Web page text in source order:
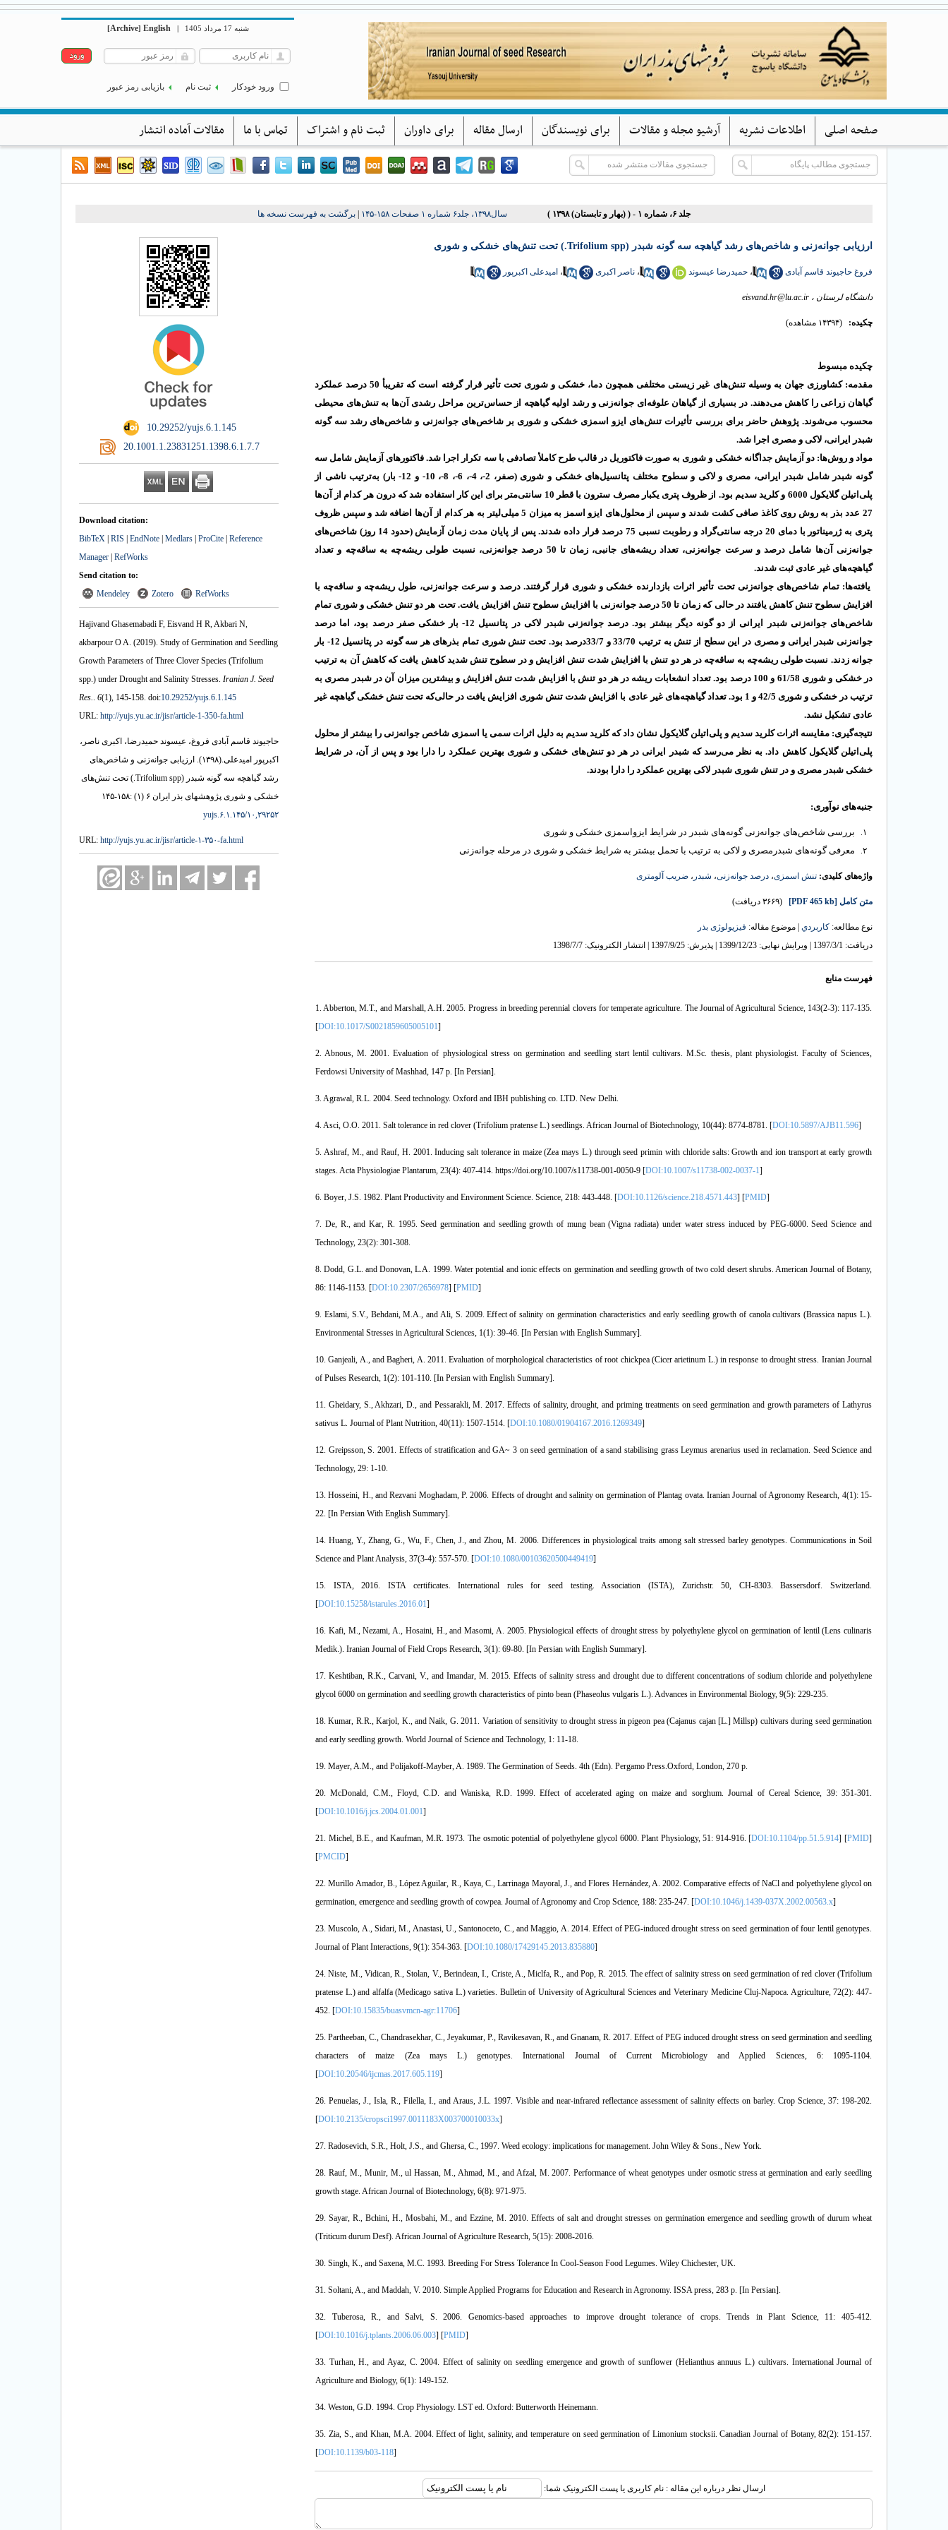
پژوهشهای بذر ایران
دانشگاه یاسوج
شنبه 17 مرداد 1405 |
English
[Archive]
ورود خودکار ثبت نام بازیابی رمز عبور
صفحه اصلی اطلاعات نشریه آرشیو مجله و مقالات برای نویسندگان ارسال مقاله برای داوران ثبت نام و اشتراک تماس با ما مقالات آماده انتشار
جلد ۶، شماره ۱ - ( (بهار و تابستان) ۱۳۹۸ ) سال۱۳۹۸، جلد۶ شماره ۱ صفحات ۱۵۸-۱۴۵ برگشت به فهرست نسخه ها
‎ 10.29252/yujs.6.1.145
‎ 20.1001.1.23831251.1398.6.1.7.7
Download citation:
BibTeX | RIS | EndNote | Medlars | ProCite | Reference
Manager | RefWorks
Send citation to:
Mendeley
Zotero RefWorks
Hajivand Ghasemabadi F, Eisvand H R, Akbari N,
akbarpour O A. (2019). Study of Germination and Seedling
Growth Parameters of Three Clover Species (Trifolium
spp.) under Drought and Salinity Stresses. Iranian J. Seed
Res.
6(1) , 145-158. doi:10.29252/yujs.6.1.145
URL: http://yujs.yu.ac.ir/jisr/article-1-350-fa.html
حاجیوند قاسم آبادی فروغ، عیسوند حمیدرضا، اکبری ناصر،
اکبرپور امیدعلی.(۱۳۹۸).
ارزیابی جوانه‌زنی و شاخص‌های
رشد گیاهچه سه گونه شبدر (Trifolium spp.) تحت تنش‌های
خشکی و شوری پژوهشهای بذر ایران ۶ (۱) :۱۵۸-۱۴۵
۱۰,۲۹۲۵۲/yujs.۶.۱.۱۴۵
URL: http://yujs.yu.ac.ir/jisr/article-۱-۳۵۰-fa.html
ارزیابی جوانه‌زنی و شاخص‌های رشد گیاهچه سه گونه شبدر (Trifolium spp.) تحت تنش‌های خشکی و شوری
فروغ حاجیوند قاسم آبادی ، حمیدرضا عیسوند ، ناصر اکبری ، امیدعلی اکبرپور
دانشگاه لرستان ، eisvand.hr@lu.ac.ir
چکیده: (۱۴۳۹۴ مشاهده)
چکیده مبسوط
مقدمه: کشاورزی جهان به وسیله تنش‌های غیر زیستی مختلفی همچون دما، خشکی و شوری تحت تأثیر قرار گرفته است که تقریبأ 50 درصد عملکرد
گیاهان زراعی را کاهش می‌دهند. در بسیاری از گیاهان علوفه‌ای جوانه‌زنی و رشد اولیه گیاهچه از حساس‌ترین مراحل رشدی آن‌ها به تنش‌های محیطی
محسوب می‌شوند. پژوهش حاضر برای بررسی تأثیرات تنش‌های ایزو اسمزی خشکی و شوری بر شاخص‌های جوانه‌زنی و شاخص‌های رشد سه گونه
شبدر ایرانی، لاکی و مصری اجرا شد.
مواد و روش‌ها: دو آزمایش جداگانه خشکی و شوری به صورت فاکتوریل در قالب طرح کاملأ تصادفی با سه تکرار اجرا شد. فاکتورهای آزمایش شامل سه
گونه شبدر شامل شبدر ایرانی، مصری و لاکی و سطوح مختلف پتانسیل‌های خشکی و شوری (صفر، 2-، 4-، 6-، 8-، 10- و 12- بار) به‌ترتیب ناشی از
پلی‌اتیلن گلایکول 6000 و کلرید سدیم بود. از ظروف پتری یکبار مصرف سترون با قطر 10 سانتی‌متر برای این کار استفاده شد که درون هر کدام از آن‌ها
27 عدد بذر به روش روی کاغذ صافی کشت شدند و سپس از محلول‌های ایزو اسمز به میزان 5 میلی‌لیتر به هر کدام از آن‌ها اضافه شد و سپس ظروف
پتری به ژرمیناتور با دمای 20 درجه سانتی‌گراد و رطوبت نسبی 75 درصد قرار داده شدند. پس از پایان مدت زمان آزمایش (حدود 14 روز) شاخص‌های
جوانه‌زنی آن‌ها شامل درصد و سرعت جوانه‌زنی، تعداد ریشه‌های جانبی، زمان تا 50 درصد جوانه‌زنی، نسبت طولی ریشه‌چه به ساقه‌چه و تعداد
گیاهچه‌های غیر عادی ثبت شدند.
یافته‌ها: تمام شاخص‌های جوانه‌زنی تحت تأثیر اثرات بازدارنده خشکی و شوری قرار گرفتند. درصد و سرعت جوانه‌زنی، طول ریشه‌چه و ساقه‌چه با
افزایش سطوح تنش کاهش یافتند در حالی که زمان تا 50 درصد جوانه‌زنی با افزایش سطوح تنش افزایش یافت. تحت هر دو تنش خشکی و شوری تمام
شاخص‌های جوانه‌زنی شبدر ایرانی از دو گونه دیگر بیشتر بود. درصد جوانه‌زنی شبدر لاکی در پتانسیل 12- بار خشکی صفر درصد بود، اما درصد
جوانه‌زنی شبدر ایرانی و مصری در این سطح از تنش به ترتیب 33/70 و 33/7درصد بود. تحت تنش شوری تمام بذرهای هر سه گونه در پتانسیل 12- بار
جوانه زدند. نسبت طولی ریشه‌چه به ساقه‌چه در هر دو تنش با افزایش شدت تنش افزایش و در سطوح تنش شدید کاهش یافت که کاهش آن به ترتیب
در خشکی و شوری 61/58 و 100 درصد بود. تعداد انشعابات ریشه در هر دو تنش با افزایش شدت تنش افزایش و بیشترین میزان آن در شبدر مصری به
ترتیب در خشکی و شوری 42/5 و 1 بود. تعداد گیاهچه‌های غیر عادی با افزایش شدت تنش شوری افزایش یافت در حالی‌که تحت تنش خشکی گیاهچه غیر
عادی تشکیل نشد.
نتیجه‌گیری: مقایسه اثرات کلرید سدیم و پلی‌اتیلن گلایکول نشان داد که کلرید سدیم به دلیل اثرات سمی یا اسمزی شاخص جوانه‌زنی را بیشتر از محلول
پلی‌اتیلن گلایکول کاهش داد. به نظر می‌رسد که شبدر ایرانی در هر دو تنش‌های خشکی و شوری بهترین عملکرد را دارا بود و پس از آن، در شرایط
خشکی شبدر مصری و در تنش شوری شبدر لاکی بهترین عملکرد را دارا بودند.
جنبه‌های نوآوری:
بررسی شاخص‌های جوانه‌زنی گونه‌های شبدر در شرایط ایزواسمزی خشکی و شوری
معرفی گونه‌های شبدرمصری و لاکی به ترتیب با تحمل بیشتر به شرایط خشکی و شوری در مرحله جوانه‌زنی
واژه‌های کلیدی: تنش اسمزی، درصد جوانه‌زنی، شبدر ، ضریب آلومتری
متن کامل [PDF 465 kb] (۳۶۶۹ دریافت)
نوع مطالعه: كاربردي | موضوع مقاله: فیزیولوژی بذر
دریافت: 1397/3/1 | ویرایش نهایی: 1399/12/23 | پذیرش: 1397/9/25 | انتشار الکترونیک: 1398/7/7
فهرست منابع
1. Abberton, M.T., and Marshall, A.H. 2005. Progress in breeding perennial clovers for temperate agriculture. The Journal of Agricultural Science, 143(2-3): 117-135.
[DOI:10.1017/S0021859605005101]
2. Abnous, M. 2001. Evaluation of physiological stress on germination and seedling start lentil cultivars. M.Sc. thesis, plant physiologist. Faculty of Sciences,
Ferdowsi University of Mashhad, 147 p. [In Persian].
3. Agrawal, R.L. 2004. Seed technology. Oxford and IBH publishing co. LTD. New Delhi.
4. Asci, O.O. 2011. Salt tolerance in red clover (Trifolium pratense L.) seedlings. African Journal of Biotechnology, 10(44): 8774-8781. [DOI:10.5897/AJB11.596]
5. Ashraf, M., and Rauf, H. 2001. Inducing salt tolerance in maize (Zea mays L.) through seed primin with chloride salts: Growth and ion transport at early growth
stages. Acta Physiologiae Plantarum, 23(4): 407-414. https://doi.org/10.1007/s11738-001-0050-9 [DOI:10.1007/s11738-002-0037-1]
6. Boyer, J.S. 1982. Plant Productivity and Environment Science. Science, 218: 443-448. [DOI:10.1126/science.218.4571.443] [PMID]
7. De, R., and Kar, R. 1995. Seed germination and seedling growth of mung bean (Vigna radiata) under water stress induced by PEG-6000. Seed Science and
Technology, 23(2): 301-308.
8. Dodd, G.L. and Donovan, L.A. 1999. Water potential and ionic effects on germination and seedling growth of two cold desert shrubs. American Journal of Botany,
86: 1146-1153. [DOI:10.2307/2656978] [PMID]
9. Eslami, S.V., Behdani, M.A., and Ali, S. 2009. Effect of salinity on germination characteristics and early seedling growth of canola cultivars (Brassica napus L.).
Environmental Stresses in Agricultural Sciences, 1(1): 39-46. [In Persian with English Summary].
10. Ganjeali, A., and Bagheri, A. 2011. Evaluation of morphological characteristics of root chickpea (Cicer arietinum L.) in response to drought stress. Iranian Journal
of Pulses Research, 1(2): 101-110. [In Persian with English Summary].
11. Gheidary, S., Akhzari, D., and Pessarakli, M. 2017. Effects of salinity, drought, and priming treatments on seed germination and growth parameters of Lathyrus
sativus L. Journal of Plant Nutrition, 40(11): 1507-1514. [DOI:10.1080/01904167.2016.1269349]
12. Greipsson, S. 2001. Effects of stratification and GA~ 3 on seed germination of a sand stabilising grass Leymus arenarius used in reclamation. Seed Science and
Technology, 29: 1-10.
13. Hosseini, H., and Rezvani Moghadam, P. 2006. Effects of drought and salinity on germination of Plantag ovata. Iranian Journal of Agronomy Research, 4(1): 15-
22. [In Persian With English Summary].
14. Huang, Y., Zhang, G., Wu, F., Chen, J., and Zhou, M. 2006. Differences in physiological traits among salt stressed barley genotypes. Communications in Soil
Science and Plant Analysis, 37(3-4): 557-570. [DOI:10.1080/00103620500449419]
15. ISTA, 2016. ISTA certificates. International rules for seed testing. Association (ISTA), Zurichstr. 50, CH-8303. Bassersdorf. Switzerland.
[DOI:10.15258/istarules.2016.01]
16. Kafi, M., Nezami, A., Hosaini, H., and Masomi, A. 2005. Physiological effects of drought stress by polyethylene glycol on germination of lentil (Lens culinaris
Medik.). Iranian Journal of Field Crops Research, 3(1): 69-80. [In Persian with English Summary].
17. Keshtiban, R.K., Carvani, V., and Imandar, M. 2015. Effects of salinity stress and drought due to different concentrations of sodium chloride and polyethylene
glycol 6000 on germination and seedling growth characteristics of pinto bean (Phaseolus vulgaris L.). Advances in Environmental Biology, 9(5): 229-235.
18. Kumar, R.R., Karjol, K., and Naik, G. 2011. Variation of sensitivity to drought stress in pigeon pea (Cajanus cajan [L.] Millsp) cultivars during seed germination
and early seedling growth. World Journal of Science and Technology, 1: 11-18.
19. Mayer, A.M., and Polijakoff-Mayber, A. 1989. The Germination of Seeds. 4th (Edn). Pergamo Press.Oxford, London, 270 p.
20. McDonald, C.M., Floyd, C.D. and Waniska, R.D. 1999. Effect of accelerated aging on maize and sorghum. Journal of Cereal Science, 39: 351-301.
[DOI:10.1016/j.jcs.2004.01.001]
21. Michel, B.E., and Kaufman, M.R. 1973. The osmotic potential of polyethylene glycol 6000. Plant Physiology, 51: 914-916. [DOI:10.1104/pp.51.5.914] [PMID]
[PMCID]
22. Murillo Amador, B., López Aguilar, R., Kaya, C., Larrinaga Mayoral, J., and Flores Hernández, A. 2002. Comparative effects of NaCl and polyethylene glycol on
germination, emergence and seedling growth of cowpea. Journal of Agronomy and Crop Science, 188: 235-247. [DOI:10.1046/j.1439-037X.2002.00563.x]
23. Muscolo, A., Sidari, M., Anastasi, U., Santonoceto, C., and Maggio, A. 2014. Effect of PEG-induced drought stress on seed germination of four lentil genotypes.
Journal of Plant Interactions, 9(1): 354-363. [DOI:10.1080/17429145.2013.835880]
24. Niste, M., Vidican, R., Stolan, V., Berindean, I., Criste, A., Miclfa, R., and Pop, R. 2015. The effect of salinity stress on seed germination of red clover (Trifolium
pratense L.) and alfalfa (Medicago sativa L.) varieties. Bulletin of University of Agricultural Sciences and Veterinary Medicine Cluj-Napoca. Agriculture, 72(2): 447-
452. [DOI:10.15835/buasvmcn-agr:11706]
25. Partheeban, C., Chandrasekhar, C., Jeyakumar, P., Ravikesavan, R., and Gnanam, R. 2017. Effect of PEG induced drought stress on seed germination and seedling
characters of maize (Zea mays L.) genotypes. International Journal of Current Microbiology and Applied Sciences, 6: 1095-1104.
[DOI:10.20546/ijcmas.2017.605.119]
26. Penuelas, J., Isla, R., Filella, I., and Araus, J.L. 1997. Visible and near-infrared reflectance assessment of salinity effects on barley. Crop Science, 37: 198-202.
[DOI:10.2135/cropsci1997.0011183X003700010033x]
27. Radosevich, S.R., Holt, J.S., and Ghersa, C., 1997. Weed ecology: implications for management. John Wiley & Sons., New York.
28. Rauf, M., Munir, M., ul Hassan, M., Ahmad, M., and Afzal, M. 2007. Performance of wheat genotypes under osmotic stress at germination and early seedling
growth stage. African Journal of Biotechnology, 6(8): 971-975.
29. Sayar, R., Bchini, H., Mosbahi, M., and Ezzine, M. 2010. Effects of salt and drought stresses on germination emergence and seedling growth of durum wheat
(Triticum durum Desf). African Journal of Agriculture Research, 5(15): 2008-2016.
30. Singh, K., and Saxena, M.C. 1993. Breeding For Stress Tolerance In Cool-Season Food Legumes. Wiley Chichester, UK.
31. Soltani, A., and Maddah, V. 2010. Simple Applied Programs for Education and Research in Agronomy. ISSA press, 283 p. [In Persian].
32. Tuberosa, R., and Salvi, S. 2006. Genomics-based approaches to improve drought tolerance of crops. Trends in Plant Science, 11: 405-412.
[DOI:10.1016/j.tplants.2006.06.003] [PMID]
33. Turhan, H., and Ayaz, C. 2004. Effect of salinity on seedling emergence and growth of sunflower (Helianthus annuus L.) cultivars. International Journal of
Agriculture and Biology, 6(1): 149-152.
34. Weston, G.D. 1994. Crop Physiology. LST ed. Oxford: Butterworth Heinemann.
35. Zia, S., and Khan, M.A. 2004. Effect of light, salinity, and temperature on seed germination of Limonium stocksii. Canadian Journal of Botany, 82(2): 151-157.
[DOI:10.1139/b03-118]
ارسال نظر درباره این مقاله : نام کاربری یا پست الکترونیک شما: